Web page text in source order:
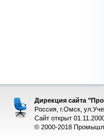
Дирекция сайта
Россия, г.Омск,
Сайт открыт
© 2000-2018